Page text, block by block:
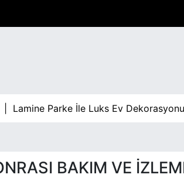
Lamine Parke İle Luks Ev Dekorasyonu |
BAKIM VE